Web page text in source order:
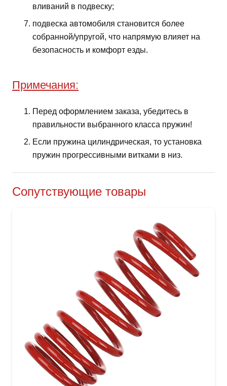
вливаний в подвеску;
подвеска автомобиля становится более
собранной/упругой, что напрямую влияет на
безопасность и комфорт езды.
Примечания:
Перед оформлением заказа, убедитесь в
правильности выбранного класса пружин!
Если пружина цилиндрическая, то установка
пружин прогрессивными витками в низ.
Сопутствующие товары